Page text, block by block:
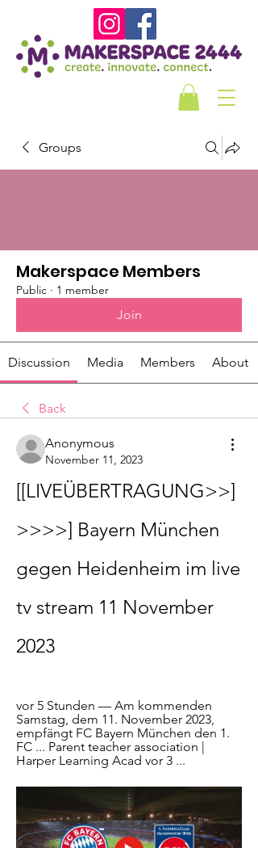
Groups
Makerspace Members
Public · 1 member
Join
Discussion Media Members About
Back
Anonymous
November 11, 2023
[[LIVEÜBERTRAGUNG>>]
>>>>] Bayern München
gegen Heidenheim im live
tv stream 11 November
2023
vor 5 Stunden — Am kommenden
Samstag, dem 11. November 2023,
empfängt FC Bayern München den 1.
FC ... Parent teacher association |
Harper Learning Acad vor 3 ...